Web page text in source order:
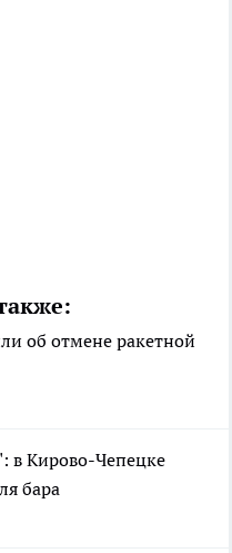
об отмене ракетной
в Кирово-Чепецке
бара